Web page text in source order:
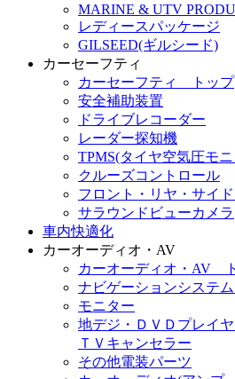
MARINE & UTV
レディースパッケージ
GILSEED(ギルシード)
カーセーフティ
カーセーフティ トップ
安全補助装置
ドライブレコーダー
レーダー探知機
TPMS(タイヤ空気圧モ
クルーズコントロール
フロント・リヤ・サイ
サラウンドビューカメラ
車内快適化
カーオーディオ・AV
カーオーディオ・AV
ナビゲーションシステ
モニター
地デジ・ＤＶＤプレイ
ＴＶキャンセラー
その他電装パーツ